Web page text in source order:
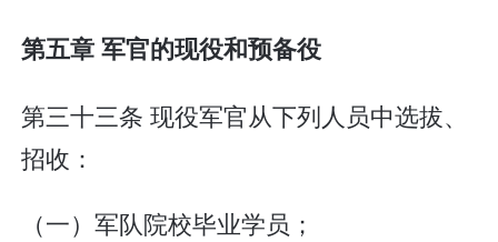
第五章 军官的现役和预备役
第三十三条 现役军官从下列人员中选拔、
招收：
（一）军队院校毕业学员；